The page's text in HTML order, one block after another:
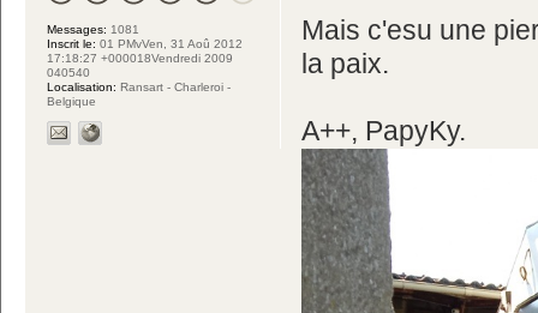
Mais c'esu une
la paix.
A++, PapyKy.
Messages: 1081
Inscrit le: 01 PMvVen, 31 Aoû 2012
17:18:27 +000018Vendredi 2009
040540
Localisation: Ransart - Charleroi -
Belgique